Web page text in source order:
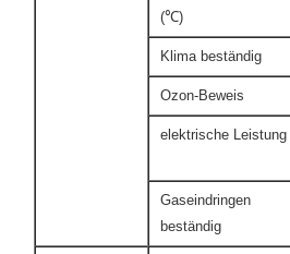
(℃)
Klima beständig
Ozon-Beweis
elektrische Leistung
Gaseindringen
beständig